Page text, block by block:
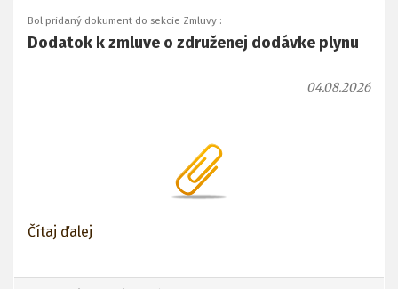
Bol pridaný dokument do sekcie Zmluvy :
Dodatok k zmluve o združenej dodávke plynu
04.08.2026
Čítaj ďalej